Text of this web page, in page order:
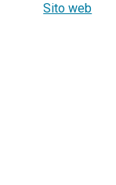
Sito web